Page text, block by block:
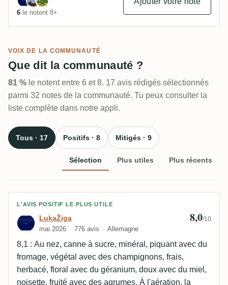
6 le notent 8+
VOIX DE LA COMMUNAUTÉ
Que dit la communauté ?
81 % le notent entre 6 et 8. 17 avis rédigés sélectionnés
parmi 32 notes de la communauté. Tu peux consulter la
liste complète dans notre appli.
Tous · 17 Positifs · 8 Mitigés · 9
Sélection Plus utiles Plus récents
Avis de LukaŽiga
L'AVIS POSITIF LE PLUS UTILE
LukaŽiga
mai 2026 776 avis Allemagne
8,0/10
8,1 : Au nez, canne à sucre, minéral, piquant avec du
fromage, végétal avec des champignons, frais,
herbacé, floral avec du géranium, doux avec du miel,
noisette, fruité avec des agrumes. À l'aération, la